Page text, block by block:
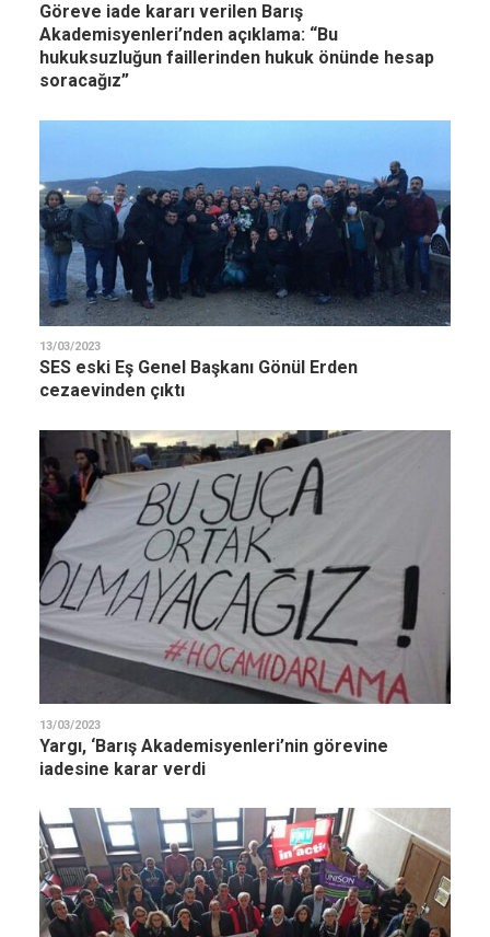
Göreve iade kararı verilen Barış
Akademisyenleri’nden açıklama: “Bu
hukuksuzluğun faillerinden hukuk önünde hesap
soracağız”
13/03/2023
SES eski Eş Genel Başkanı Gönül Erden
cezaevinden çıktı
13/03/2023
Yargı, ‘Barış Akademisyenleri’nin görevine
iadesine karar verdi